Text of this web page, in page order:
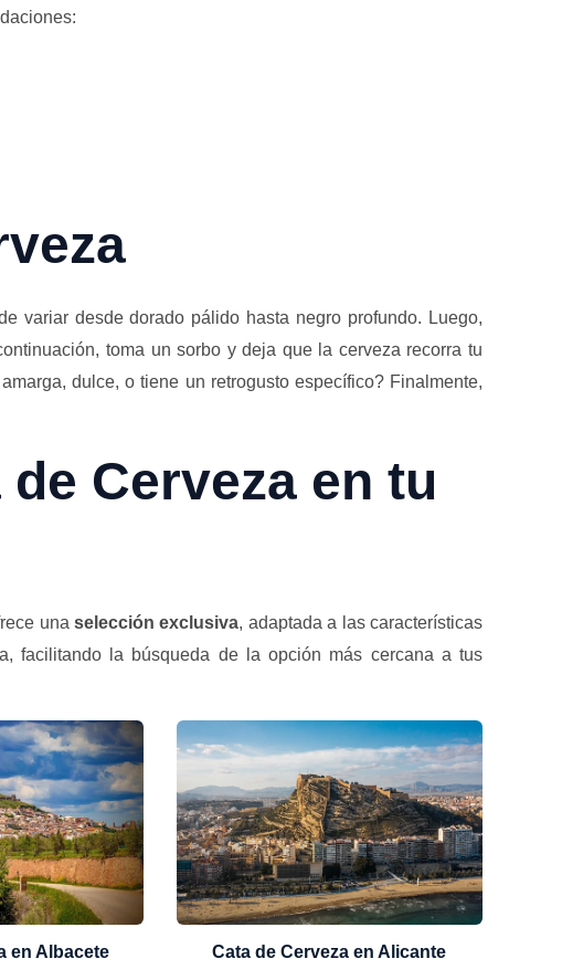
variar desde dorado pálido hasta negro profundo. Luego,
toma un sorbo y deja que la cerveza recorra tu
dulce, o tiene un retrogusto específico? Finalmente,
Cerveza en tu
una selección exclusiva, adaptada a las características
facilitando la búsqueda de la opción más cercana a tus
en Albacete Cata de Cerveza en Alicante